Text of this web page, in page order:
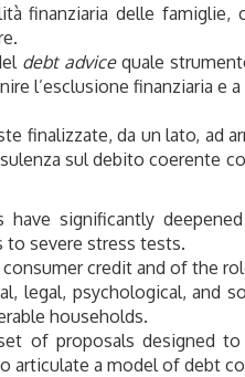
finanziaria delle
debt advicequale
l’esclusione finanziaria e
finalizzate, da un lato, ad
sul debito coerente
significantly
severe stress tests.
credit and of the
legal, psychological,
households.
of proposals designed
a model of debt